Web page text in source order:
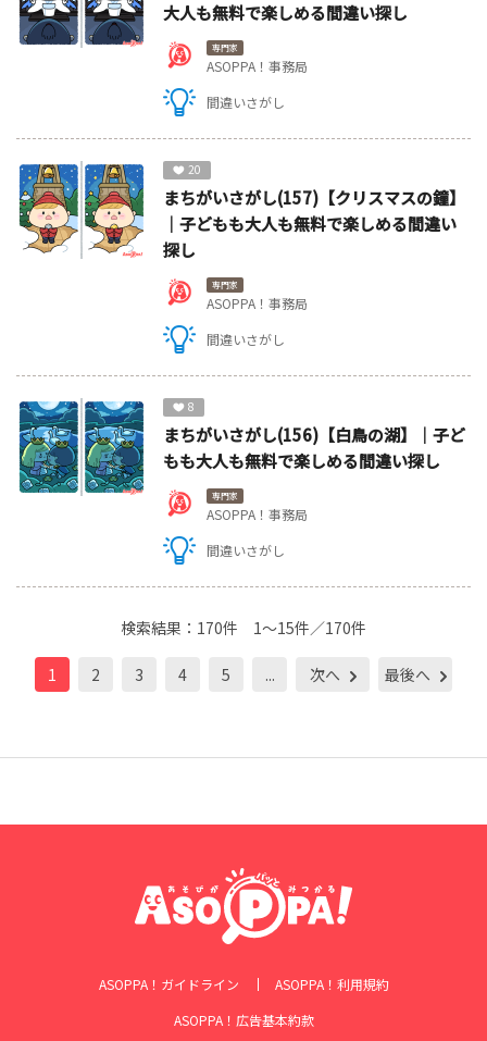
大人も無料で楽しめる間違い探し
専門家
ASOPPA！事務局
間違いさがし
20
まちがいさがし(157)【クリスマスの鐘】
｜子どもも大人も無料で楽しめる間違い
探し
専門家
ASOPPA！事務局
間違いさがし
8
まちがいさがし(156)【白鳥の湖】｜子ど
もも大人も無料で楽しめる間違い探し
専門家
ASOPPA！事務局
間違いさがし
検索結果： 170件 1～15件／170件
1 2 3 4 5 ... 次へ 最後へ
ASOPPA！ガイドライン
ASOPPA！利用規約
ASOPPA！広告基本約款